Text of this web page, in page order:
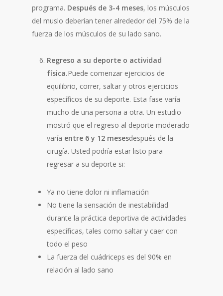
programa. Después de 3-4 meses, los músculos
del muslo deberían tener alrededor del 75% de la
fuerza de los músculos de su lado sano.
Regreso a su deporte o actividad
física.Puede comenzar ejercicios de
equilibrio, correr, saltar y otros ejercicios
específicos de su deporte. Esta fase varía
mucho de una persona a otra. Un estudio
mostró que el regreso al deporte moderado
varía entre 6 y 12 mesesdespués de la
cirugía. Usted podría estar listo para
regresar a su deporte si:
Ya no tiene dolor ni inflamación
No tiene la sensación de inestabilidad
durante la práctica deportiva de actividades
específicas, tales como saltar y caer con
todo el peso
La fuerza del cuádriceps es del 90% en
relación al lado sano